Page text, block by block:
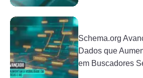
Schema.org
Dados que
em Buscadores